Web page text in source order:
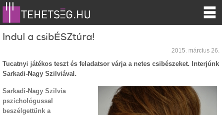
Indul a csibÉSZtúra!
2015. március 26.
Tucatnyi játékos teszt és feladatsor várja a netes csibészeket. Interjúnk
Sarkadi-Nagy Szilviával.
Sarkadi-Nagy Szilvia
pszichológussal
beszélgettünk a